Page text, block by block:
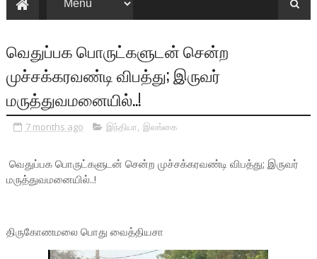
வெதுப்பக பொருட்களுடன் சென்ற
முச்சக்கரவண்டி விபத்து; இருவர்
மருத்துவமனையில்..!
7 months ago இந்தியா, இலங்கை
வெதுப்பக பொருட்களுடன் சென்ற முச்சக்கரவண்டி விபத்து; இருவர்
மருத்துவமனையில்..!
திருகோணமலை பொது வைத்தியசா